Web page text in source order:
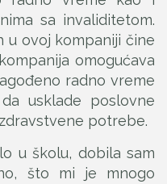
sa invaliditetom.
u ovoj kompaniji čine
omogućava
radno vreme
usklade poslovne
potrebe.
u školu, dobila sam
što mi je mnogo